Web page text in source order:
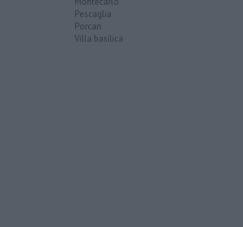
Pescaglia
Porcari
Villa basilica